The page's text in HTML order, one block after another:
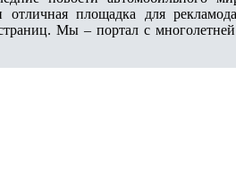
отличная площадка для
Мы – портал с